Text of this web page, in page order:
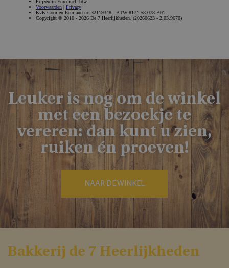
Leuker is nog om de winkel
met een bezoekje te
vereren: dan kunt u zien,
ruiken én proeven!
NAAR DE WINKEL
Bakkerĳ de 7 Heerlĳkheden